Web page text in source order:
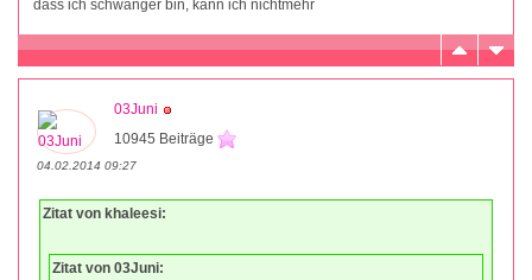
dass ich schwanger bin, kann ich nichtmehr
03Juni
10945 Beiträge
04.02.2014 09:27
Zitat von khaleesi:
Zitat von 03Juni: